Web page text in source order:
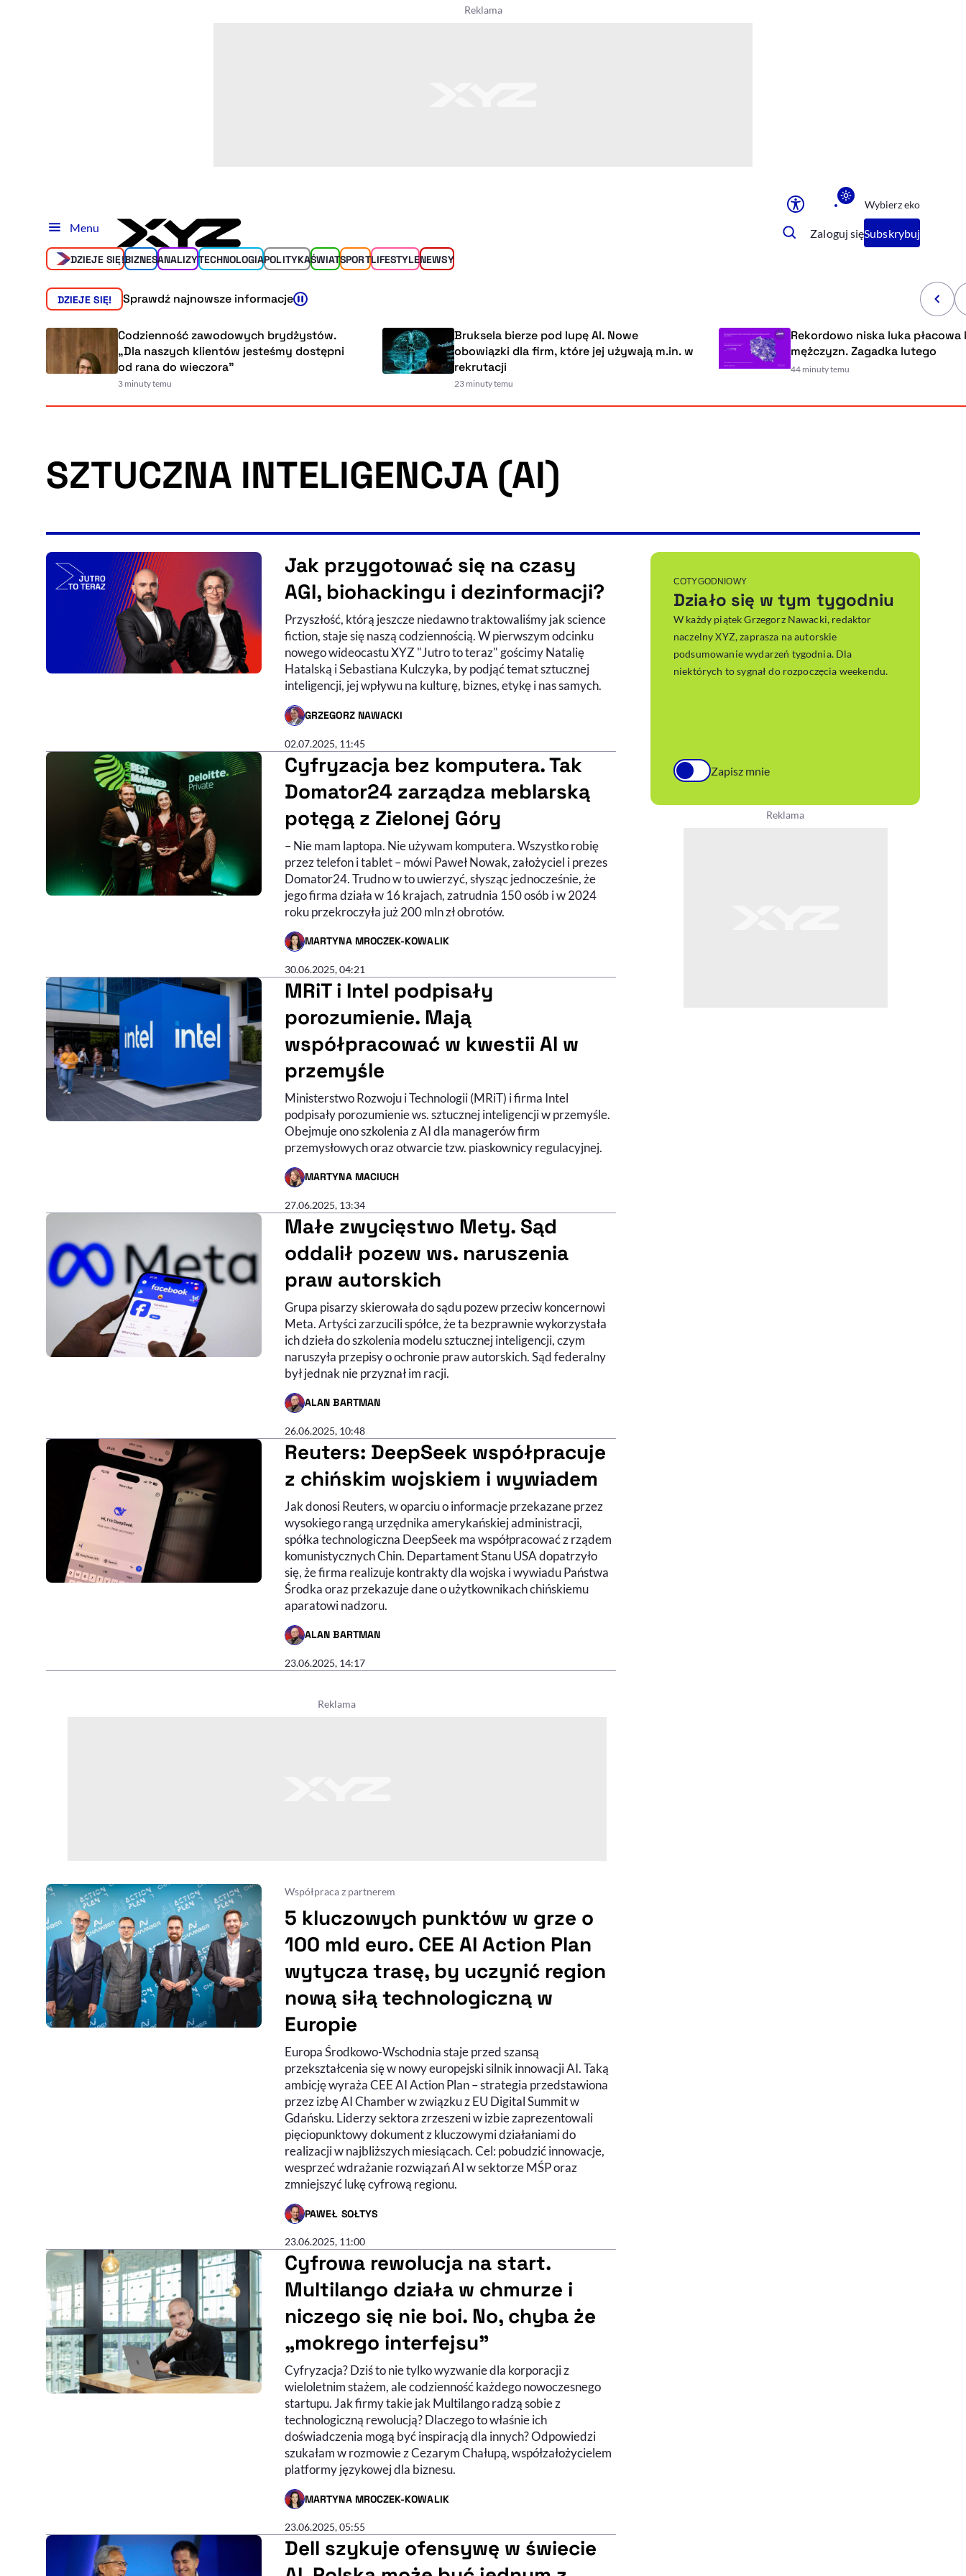
Sprawdź, jak i dlaczego zwiększamy dostępność, otwiera się w nowym
Deklaracja dostępności
, otwiera się w
Wybierz eko
Menu Zaloguj sięSubskrybuj
DZIEJE SIĘ!BIZNESANALIZYTECHNOLOGIAPOLITYKAŚWIATSPORTLIFESTYLENEWSY
DZIEJE SIĘ! Sprawdź najnowsze informacje
Codzienność zawodowych brydżystów.
„Dla naszych klientów jesteśmy dostępni
od rana do wieczora”
3 minuty temu
Bruksela bierze pod lupę AI. Nowe
obowiązki dla firm, które jej używają m.in. w
rekrutacji
23 minuty temu
Rekordowo niska luka płacowa kobiet i
mężczyzn. Zagadka lutego
44 minuty temu
SZTUCZNA INTELIGENCJA (AI)
CZAS TRWANIA
46:49
Jak przygotować się na czasy
AGI, biohackingu i dezinformacji?
Audycja do słuchania (podcast)
Nagranie wideo
Przyszłość, którą jeszcze niedawno traktowaliśmy jak science
fiction, staje się naszą codziennością. W pierwszym odcinku
nowego wideocastu XYZ "Jutro to teraz" gościmy Natalię
Hatalską i Sebastiana Kulczyka, by podjąć temat sztucznej
inteligencji, jej wpływu na kulturę, biznes, etykę i nas samych.
GRZEGORZ NAWACKI
- AUTOR ARTYKUŁU - PROFIL
02.07.2025, 11:45
Cyfryzacja bez komputera. Tak
Domator24 zarządza meblarską
potęgą z Zielonej Góry
– Nie mam laptopa. Nie używam komputera. Wszystko robię
przez telefon i tablet – mówi Paweł Nowak, założyciel i prezes
Domator24. Trudno w to uwierzyć, słysząc jednocześnie, że
jego firma działa w 16 krajach, zatrudnia 150 osób i w 2024
roku przekroczyła już 200 mln zł obrotów.
MARTYNA MROCZEK-KOWALIK
- AUTOR ARTYKUŁU - PROFIL
30.06.2025, 04:21
MRiT i Intel podpisały
porozumienie. Mają
współpracować w kwestii AI w
przemyśle
Ministerstwo Rozwoju i Technologii (MRiT) i firma Intel
podpisały porozumienie ws. sztucznej inteligencji w przemyśle.
Obejmuje ono szkolenia z AI dla managerów firm
przemysłowych oraz otwarcie tzw. piaskownicy regulacyjnej.
MARTYNA MACIUCH
- AUTOR ARTYKUŁU - PROFIL
27.06.2025, 13:34
Małe zwycięstwo Mety. Sąd
oddalił pozew ws. naruszenia
praw autorskich
Grupa pisarzy skierowała do sądu pozew przeciw koncernowi
Meta. Artyści zarzucili spółce, że ta bezprawnie wykorzystała
ich dzieła do szkolenia modelu sztucznej inteligencji, czym
naruszyła przepisy o ochronie praw autorskich. Sąd federalny
był jednak nie przyznał im racji.
ALAN BARTMAN
- AUTOR ARTYKUŁU - PROFIL
26.06.2025, 10:48
Reuters: DeepSeek współpracuje
z chińskim wojskiem i wywiadem
Jak donosi Reuters, w oparciu o informacje przekazane przez
wysokiego rangą urzędnika amerykańskiej administracji,
spółka technologiczna DeepSeek ma współpracować z rządem
komunistycznych Chin. Departament Stanu USA dopatrzyło
się, że firma realizuje kontrakty dla wojska i wywiadu Państwa
Środka oraz przekazuje dane o użytkownikach chińskiemu
aparatowi nadzoru.
ALAN BARTMAN
- AUTOR ARTYKUŁU - PROFIL
23.06.2025, 14:17
Współpraca z partnerem
5 kluczowych punktów w grze o
100 mld euro. CEE AI Action Plan
wytycza trasę, by uczynić region
nową siłą technologiczną w
Europie
Europa Środkowo-Wschodnia staje przed szansą
przekształcenia się w nowy europejski silnik innowacji AI. Taką
ambicję wyraża CEE AI Action Plan – strategia przedstawiona
przez izbę AI Chamber w związku z EU Digital Summit w
Gdańsku. Liderzy sektora zrzeszeni w izbie zaprezentowali
pięciopunktowy dokument z kluczowymi działaniami do
realizacji w najbliższych miesiącach. Cel: pobudzić innowacje,
wesprzeć wdrażanie rozwiązań AI w sektorze MŚP oraz
zmniejszyć lukę cyfrową regionu.
PAWEŁ SOŁTYS
- AUTOR ARTYKUŁU - PROFIL
23.06.2025, 11:00
Cyfrowa rewolucja na start.
Multilango działa w chmurze i
niczego się nie boi. No, chyba że
„mokrego interfejsu”
Cyfryzacja? Dziś to nie tylko wyzwanie dla korporacji z
wieloletnim stażem, ale codzienność każdego nowoczesnego
startupu. Jak firmy takie jak Multilango radzą sobie z
technologiczną rewolucją? Dlaczego to właśnie ich
doświadczenia mogą być inspiracją dla innych? Odpowiedzi
szukałam w rozmowie z Cezarym Chałupą, współzałożycielem
platformy językowej dla biznesu.
MARTYNA MROCZEK-KOWALIK
- AUTOR ARTYKUŁU - PROFIL
23.06.2025, 05:55
Dell szykuje ofensywę w świecie